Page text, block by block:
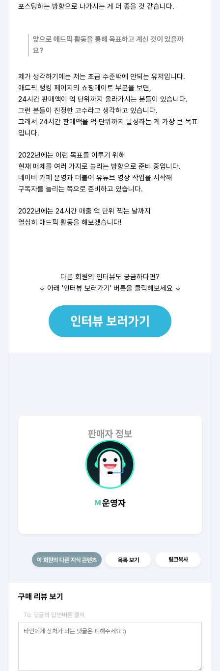
판매자 정보
운영자
포스팅하는 방향으로 나가시는 게 더 좋을 것 같습니다.
앞으로 애드픽 활동을 통해 목표하고 계신 것이 있을까
요?
제가 생각하기에는 저는 초급 수준밖에 안되는 유저입니다.
애드픽 랭킹 페이지의 쇼핑메이트 부분을 보면,
24시간 판매액이 억 단위까지 올라가시는 분들이 있습니다.
그런 분들이 진정한 고수라고 생각하고 있습니다.
그래서 24시간 판매액을 억 단위까지 달성하는 게 가장 큰 목표
입니다.
2022년에는 이런 목표를 이루기 위해
현재 매체를 여러 가지로 늘리는 방향으로 준비 중입니다.
네이버 카페 운영과 더불어 유튜브 영상 작업을 시작해
구독자를 늘리는 쪽으로 준비하고 있습니다.
2022년에는 24시간 매출 억 단위 찍는 날까지
열심히 애드픽 활동을 해보겠습니다!
다른 회원의 인터뷰도 궁금하다면?
↓ 아래 '인터뷰 보러가기' 버튼을 클릭해보세요 ↓
이 회원의 다른 지식 콘텐츠 목록 보기 링크복사
구매 리뷰 보기
To. 댓글의 답변버튼 클릭